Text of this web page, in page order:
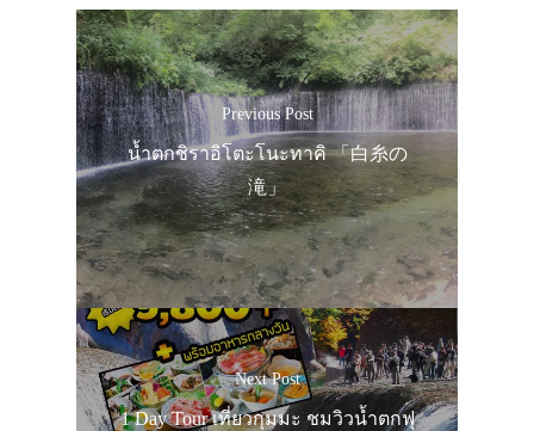
Previous Post
น้ำตกชิราอิโตะโนะทาคิ 「白糸の
滝」
Next Post
1 Day Tour เที่ยวกุมมะ ชมวิวน้ำตกฟุ